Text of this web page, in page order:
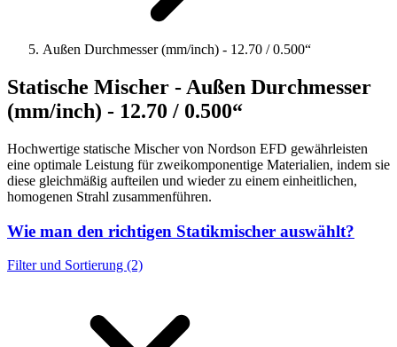
Außen Durchmesser (mm/inch) - 12.70 / 0.500“
Statische Mischer - Außen Durchmesser
(mm/inch) - 12.70 / 0.500“
Hochwertige statische Mischer von Nordson EFD gewährleisten
eine optimale Leistung für zweikomponentige Materialien, indem sie
diese gleichmäßig aufteilen und wieder zu einem einheitlichen,
homogenen Strahl zusammenführen.
Wie man den richtigen Statikmischer auswählt?
Filter und Sortierung (2)